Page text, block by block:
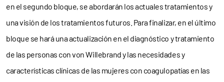
en el segundo bloque, se abordarán los actuales tratamientos y
una visión de los tratamientos futuros. Para finalizar, en el último
bloque se hará una actualización en el diagnóstico y tratamiento
de las personas con von Willebrand y las necesidades y
características clínicas de las mujeres con coagulopatías en las